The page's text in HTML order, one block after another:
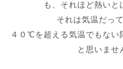
も、それほど熱いと
それは気温だっ
４０℃を超える気温でもな
と思いませ